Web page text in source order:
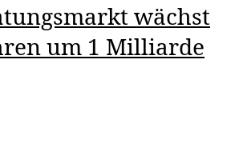
wächst
um 1 Milliarde